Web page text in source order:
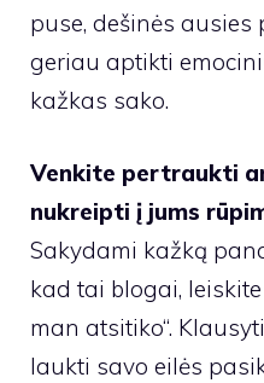
puse, dešinės
geriau aptikti
kažkas sako.
Venkite pertraukti
nukreipti į jums
Sakydami kažką
kad tai blogai,
man atsitiko“.
laukti savo eilės